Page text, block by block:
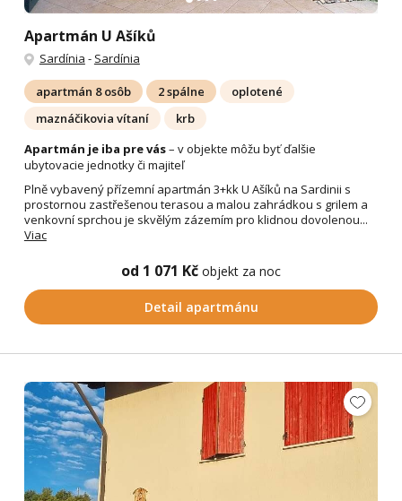
Apartmán U Ašíků
Sardínia - Sardínia
apartmán 8 osôb 2 spálne
oplotené
maznáčikovia vítaní
krb
Apartmán je iba pre vás– v objekte môžu byť ďalšie
ubytovacie jednotky či majiteľ
Plně vybavený přízemní apartmán 3+kk U Ašíků na Sardinii s
prostornou zastřešenou terasou a malou zahrádkou s grilem a
venkovní sprchou je skvělým zázemím pro klidnou dovolenou...
Viac
od 1 071 Kč objekt za noc
Detail apartmánu